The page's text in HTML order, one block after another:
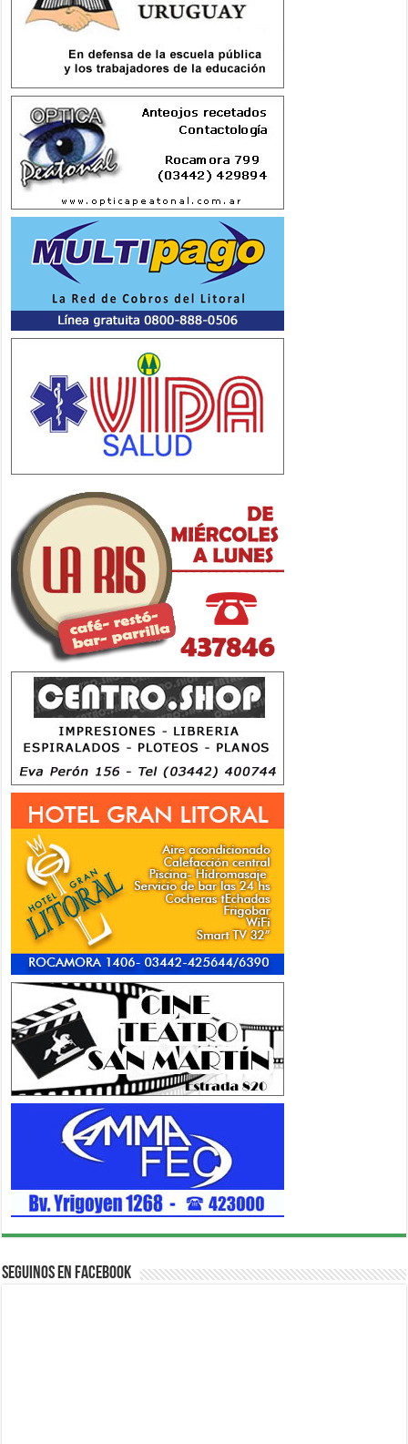
Seguinos en Facebook